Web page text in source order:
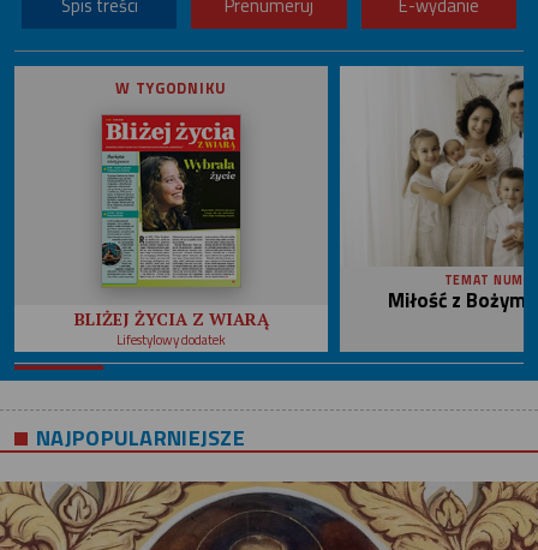
Spis treści Prenumeruj E-wydanie
W TYGODNIKU
BLIŻEJ ŻYCIA Z WIARĄ
Lifestylowy dodatek
TEMAT
Miłość z
NAJPOPULARNIEJSZE